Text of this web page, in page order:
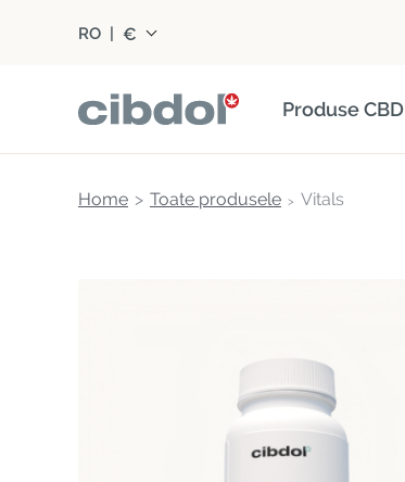
RO | €
Produse CBD
Home Toate produsele Vitals